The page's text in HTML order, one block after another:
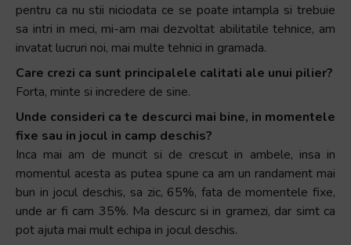
pentru ca nu stii niciodata ce se poate intampla si trebuie
sa intri in meci, mi-am mai dezvoltat abilitatile tehnice, am
invatat lucruri noi, mai multe tehnici in gramada.
Care crezi ca sunt principalele calitati ale unui pilier?
Forta, minte si incredere de sine.
Unde consideri ca te descurci mai bine, in momentele
fixe sau in jocul in camp deschis?
Inca mai am de muncit si de crescut in ambele, insa in
momentul acesta as putea spune ca am un randament mai
bun in jocul deschis, sa zic, 65%, fata de momentele fixe,
unde ar fi cam 35%. Ma descurc si in gramezi, dar simt ca
pot ajuta mai mult echipa in jocul deschis.